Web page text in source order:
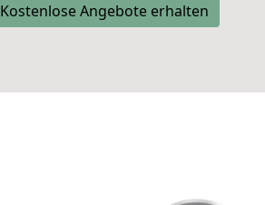
Kostenlose Angebote erhalten